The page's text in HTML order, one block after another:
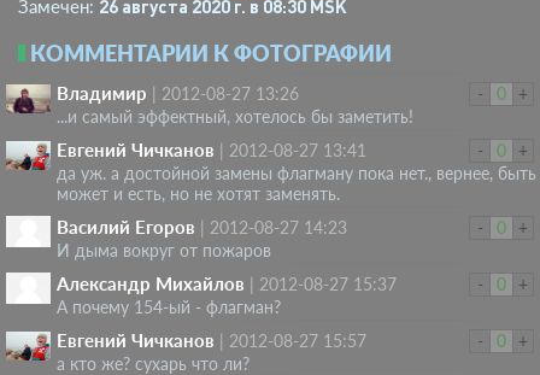
Замечен: 26 августа 2020 г. в 08:30 MSK
КОММЕНТАРИИ К ФОТОГРАФИИ
- 0 +
Владимир
2012-08-27 13:26
...и самый эффектный, хотелось бы заметить!
-
0 +
Евгений Чичканов
2012-08-27 13:41
да уж. а достойной замены флагману пока нет., вернее, быть
может и есть, но не хотят заменять.
-
0 +
Василий Егоров
2012-08-27 14:23
И дыма вокруг от пожаров
-
0 +
Александр Михайлов
2012-08-27 15:37
А почему 154-ый - флагман?
-
0 +
Евгений Чичканов
2012-08-27 15:57
а кто же? сухарь что ли?